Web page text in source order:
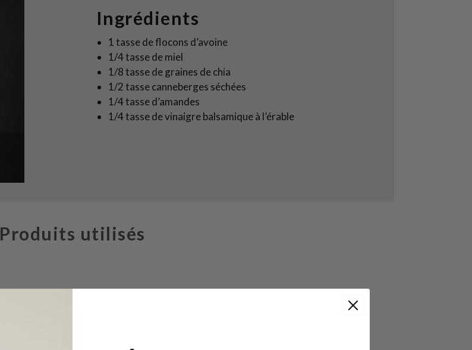
Ingrédients
1 tasse de flocons d’avoine
1/4 tasse de miel
1/8 tasse de graines de chia
1/2 tasse canneberges séchées
1/4 tasse d’amandes
1/4 tasse de vinaigre balsamique à l’érable
Produits utilisés